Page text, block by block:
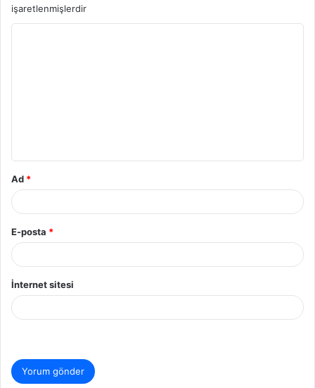
işaretlenmişlerdir
Ad *
E-posta *
İnternet sitesi